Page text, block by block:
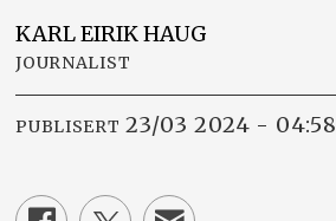
KARL EIRIKHAUG
JOURNALIST
PUBLISERT 23/03 2024 - 04:58